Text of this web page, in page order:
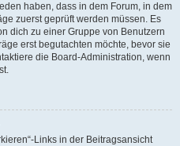
haben, dass in dem Forum, in dem
zuerst geprüft werden müssen. Es
dich zu einer Gruppe von Benutzern
erst begutachten möchte, bevor sie
die Board-Administration, wenn
Links in der Beitragsansicht